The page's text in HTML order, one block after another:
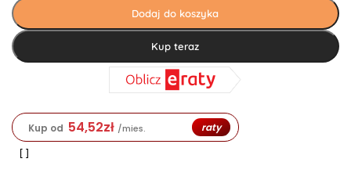
Dodaj do koszyka
Kup teraz
Kup od 54,52zł /mies. raty